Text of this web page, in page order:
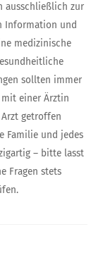
ausschließlich zur
Information und
medizinische
sollten immer
einer Ärztin
getroffen
Familie und jedes
– bitte lasst
Fragen stets